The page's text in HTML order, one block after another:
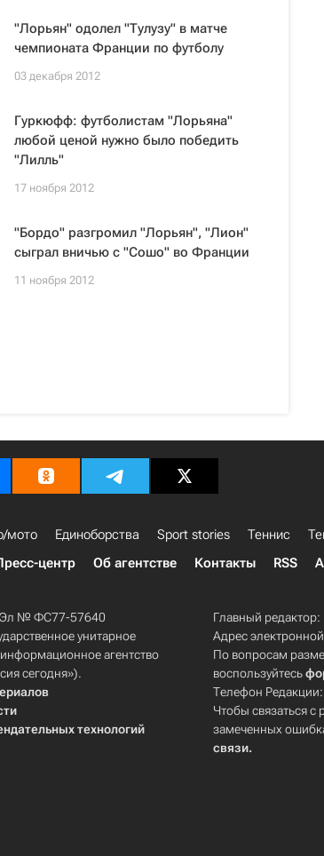
"Лорьян" одолел "Тулузу" в матче
чемпионата Франции по футболу
03 декабря 2012
Гуркюфф: футболистам "Лорьяна"
любой ценой нужно было победить
"Лилль"
17 ноября 2012
"Бордо" разгромил "Лорьян", "Лион"
сыграл вничью с "Сошо" во Франции
11 ноября 2012
мото Единоборства Sport stories Теннис
центр Об агентстве Контакты RSS
Эл № ФС77-57640
унитарное
агентство
сегодня»).
технологий
Главный редактор:
Адрес
По вопросам
воспользуйтесь
Телефон
Чтобы связаться с
замеченных
связи.